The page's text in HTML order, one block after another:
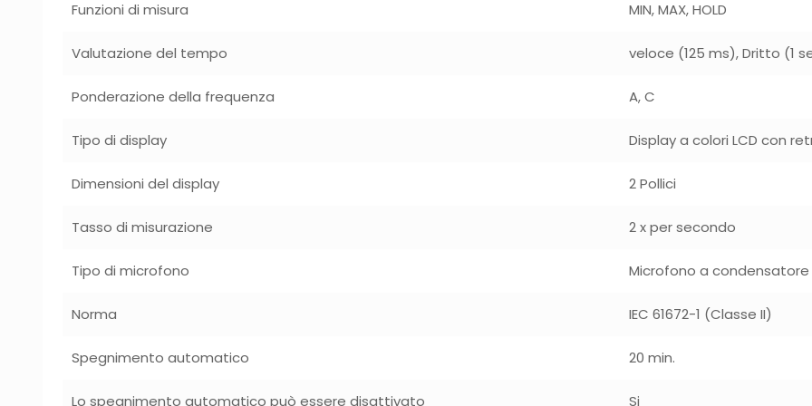
Funzioni di misura MIN, MAX, HOLD
Valutazione del tempo veloce (125 ms), Dritto (1
Ponderazione della frequenza A, C
Tipo di display Display a colori LCD con
Dimensioni del display 2 Pollici
Tasso di misurazione 2 x per secondo
Tipo di microfono Microfono a condensatore
Norma IEC 61672-1 (Classe II)
Spegnimento automatico 20 min.
Lo spegnimento automatico può essere disattivato Si